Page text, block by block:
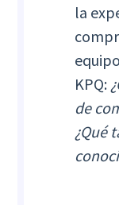
la
KPQ:
de
¿Qué